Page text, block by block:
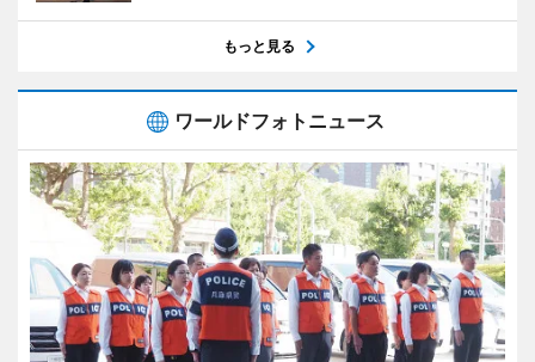
もっと見る
ワールドフォトニュース